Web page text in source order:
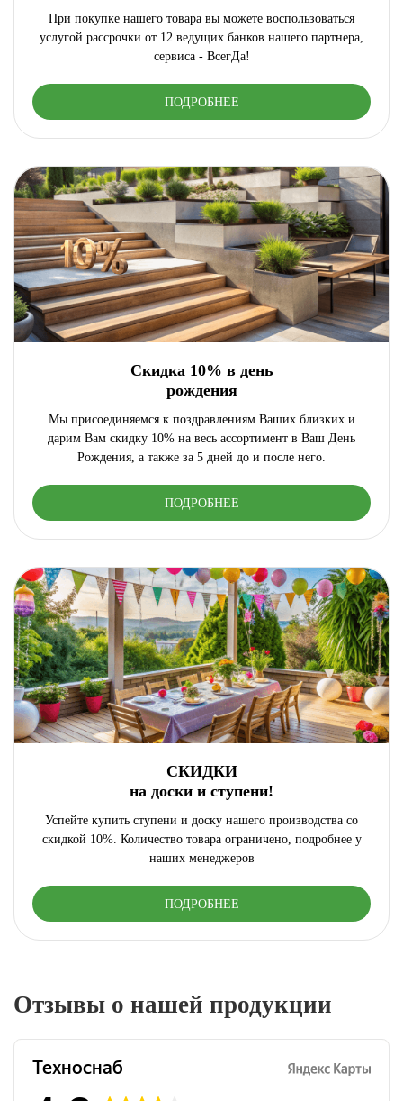
При покупке нашего товара вы можете воспользоваться
услугой рассрочки от 12 ведущих банков нашего партнера,
сервиса - ВсегДа!
ПОДРОБНЕЕ
Скидка 10% в день
рождения
Мы присоединяемся к поздравлениям Ваших близких и
дарим Вам скидку 10% на весь ассортимент в Ваш День
Рождения, а также за 5 дней до и после него.
ПОДРОБНЕЕ
СКИДКИ
на доски и ступени!
Успейте купить ступени и доску нашего производства со
скидкой 10%. Количество товара ограничено, подробнее у
наших менеджеров
ПОДРОБНЕЕ
Отзывы о нашей продукции